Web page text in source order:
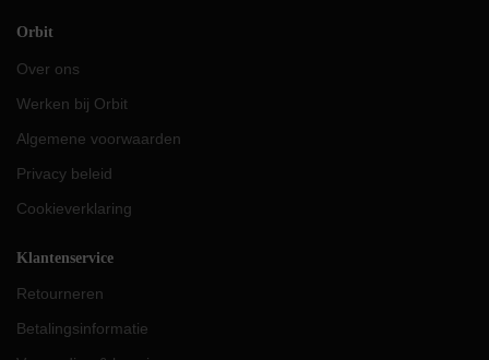
Orbit
Over ons
Werken bij Orbit
Algemene voorwaarden
Privacy beleid
Cookieverklaring
Klantenservice
Retourneren
Betalingsinformatie